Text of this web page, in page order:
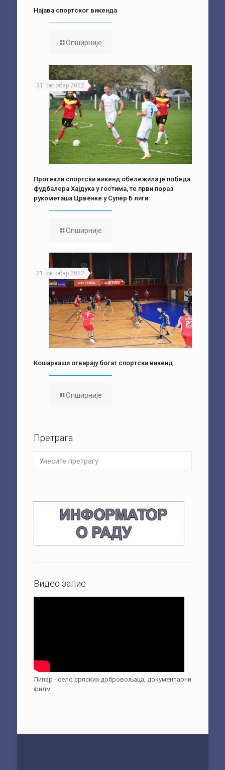
Најава спортског викенда
Опширније
31. октобар 2022.
Протекли спортски викенд обележила је победа
фудбалера Хајдука у гостима, те први пораз
рукометаша Црвенке у Супер Б лиги
Опширније
21. октобар 2022.
Кошаркаши отварају богат спортски викенд
Опширније
Претрага
Видео запис
Липар - село српских добровољаца, документарни
филм